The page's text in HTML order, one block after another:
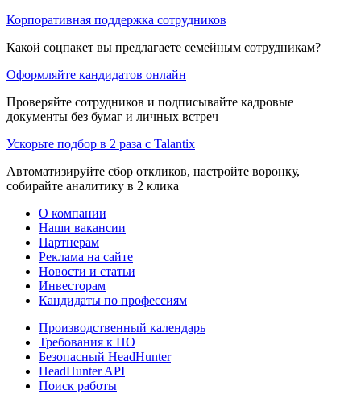
Корпоративная поддержка сотрудников
Какой соцпакет вы предлагаете семейным сотрудникам?
Оформляйте кандидатов онлайн
Проверяйте сотрудников и подписывайте кадровые
документы без бумаг и личных встреч
Ускорьте подбор в 2 раза с Talantix
Автоматизируйте сбор откликов, настройте воронку,
собирайте аналитику в 2 клика
О компании
Наши вакансии
Партнерам
Реклама на сайте
Новости и статьи
Инвесторам
Кандидаты по профессиям
Производственный календарь
Требования к ПО
Безопасный HeadHunter
HeadHunter API
Поиск работы